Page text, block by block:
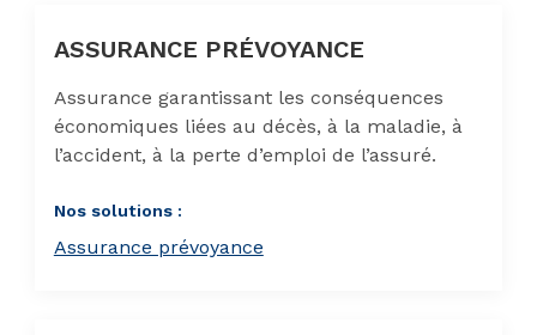
ASSURANCE PRÉVOYANCE
Assurance garantissant les conséquences
économiques liées au décès, à la maladie, à
l’accident, à la perte d’emploi de l’assuré.
Nos solutions :
Assurance prévoyance